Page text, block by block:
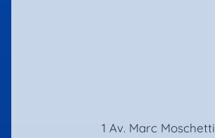
1 Av. Marc Moschetti